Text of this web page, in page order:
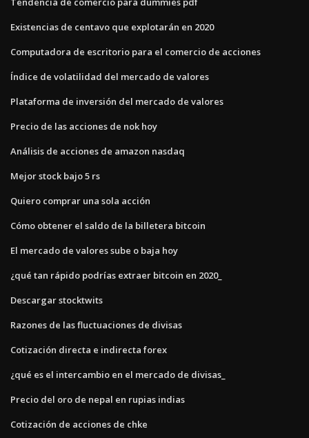
Existencias de centavo que explotarán en 2020
Computadora de escritorio para el comercio de acciones
Índice de volatilidad del mercado de valores
Plataforma de inversión del mercado de valores
Precio de las acciones de nok hoy
Análisis de acciones de amazon nasdaq
Mejor stock bajo 5 rs
Quiero comprar una sola acción
Cómo obtener el saldo de la billetera bitcoin
El mercado de valores sube o baja hoy
¿qué tan rápido podrías extraer bitcoin en 2020_
Descargar stocktwits
Razones de las fluctuaciones de divisas
Cotización directa e indirecta forex
¿qué es el intercambio en el mercado de divisas_
Precio del oro de nepal en rupias indias
Cotización de acciones de chke